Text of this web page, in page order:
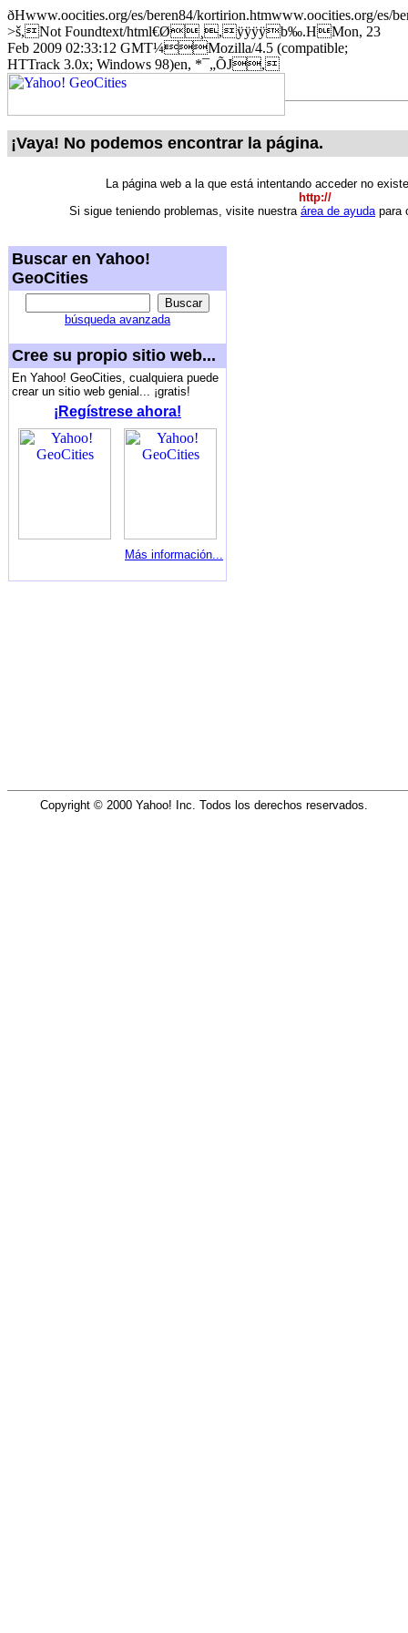
ðHwww.oocities.org/es/beren84/kortirion.htmwww.oocities.org/
>š,Not Foundtext/html€Ø¸,ÿÿÿÿb‰.HMon, 23
Feb 2009 02:33:12 GMT¼Mozilla/4.5 (compatible;
HTTrack 3.0x; Windows 98)en, *¯„ÕJ,
¡Vaya! No podemos encontrar la página.
La página web a la que está intentando acceder no
http://
Si sigue teniendo problemas, visite nuestra área de ayudapara
Buscar en Yahoo!
GeoCities
búsqueda avanzada
Cree su propio sitio web...
En Yahoo! GeoCities, cualquiera puede
crear un sitio web genial... ¡gratis!
¡Regístrese ahora!
Más información...
Copyright © 2000 Yahoo! Inc. Todos los derechos reservados.